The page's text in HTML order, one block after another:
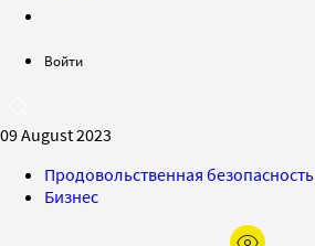
Войти
09 August 2023
Продовольственная безопасность
Бизнес